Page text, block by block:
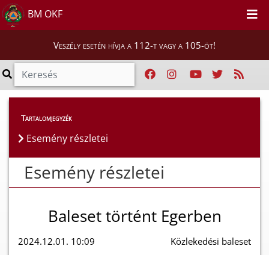
BM OKF
Veszély esetén hívja a 112-t vagy a 105-öt!
Esemény részletei
Tartalomjegyzék
Esemény részletei
Esemény részletei
Baleset történt Egerben
2024.12.01. 10:09 Közlekedési baleset